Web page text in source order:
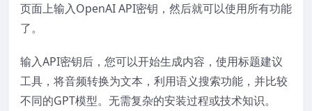
页面上输入OpenAI API密钥，然后就可以使用所有功能
了。
输入API密钥后，您可以开始生成内容，使用标题建议
工具，将音频转换为文本，利用语义搜索功能，并比较
不同的GPT模型。无需复杂的安装过程或技术知识。